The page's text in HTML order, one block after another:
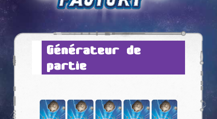
Générateur de
partie